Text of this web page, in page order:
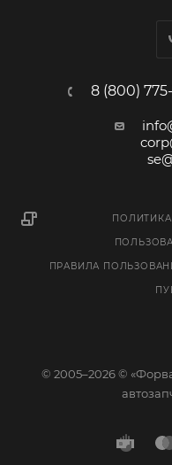
8 (800)
ПРАВИЛА
© 2005–2026 ©